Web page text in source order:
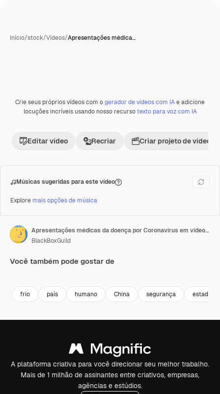
Início/stock/Vídeos/Apresentações médica…
Premium
Crie seus próprios vídeos com ogerador de vídeos com IAe adicione
locuções incríveis usando nosso recursotexto para voz com IA
Editar vídeo Recriar Criar projeto de vídeo
Músicas sugeridas para este vídeo
Explore mais opções de música
Apresentações médicas da doença por Coronavírus em vídeo gráfico com morcego.
BlackBoxGuild
Você também pode gostar de
frio país humano China segurança estado
A plataforma criativa para você direcionar seu melhor trabalho.
Mais de 1 milhão de assinantes entre criativos, empresas,
agências e estúdios.